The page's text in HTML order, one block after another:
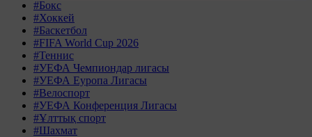
#Бокс
#Хоккей
#Баскетбол
#FIFA World Cup 2026
#Теннис
#УЕФА Чемпиондар лигасы
#УЕФА Еуропа Лигасы
#Велоспорт
#УЕФА Конференция Лигасы
#Ұлттық спорт
#Шахмат